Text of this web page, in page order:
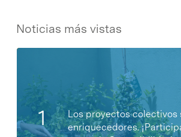
Noticias más vistas
Los proyectos colectivos
enriquecedores.